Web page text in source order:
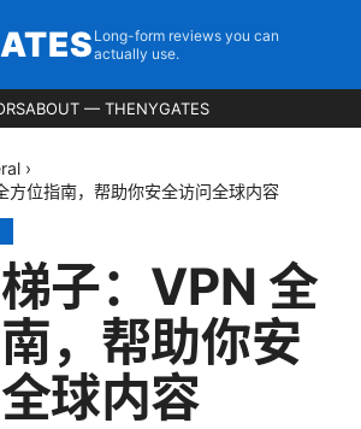
Long-form reviews you can
actually use.
ABOUT — THENYGATES
›
方位指南，帮助你安全访问全球内容
子：VPN 全
，帮助你安
球内容